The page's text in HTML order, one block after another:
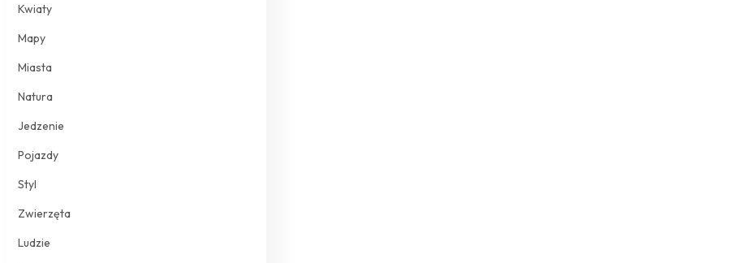
Kwiaty
Mapy
Miasta
Natura
Jedzenie
Pojazdy
Styl
Zwierzęta
Ludzie